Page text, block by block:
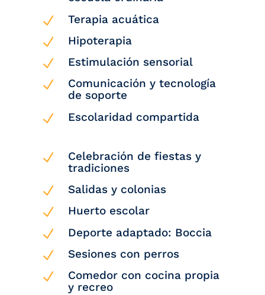
N Terapia acuática
N Hipoterapia
N Estimulación sensorial
N
Comunicación y tecnología
de soporte
N Escolaridad compartida
N
Celebración de fiestas y
tradiciones
N Salidas y colonias
N Huerto escolar
N Deporte adaptado: Boccia
N Sesiones con perros
N
Comedor con cocina propia
y recreo